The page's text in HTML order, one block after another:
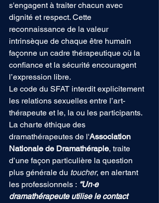
s'engagent à traiter chacun avec
dignité et respect. Cette
reconnaissance de la valeur
intrinsèque de chaque être humain
façonne un cadre thérapeutique où la
confiance et la sécurité encouragent
l’expression libre.
Le code du SFAT interdit explicitement
les relations sexuelles entre l’art-
thérapeute et le, la ou les participants.
La charte éthique des
dramathérapeutes de l'Association
Nationale de Dramathérapie, traite
d’une façon particulière la question
plus générale du toucher, en alertant
les professionnels : “Un·e
dramathérapeute utilise le contact